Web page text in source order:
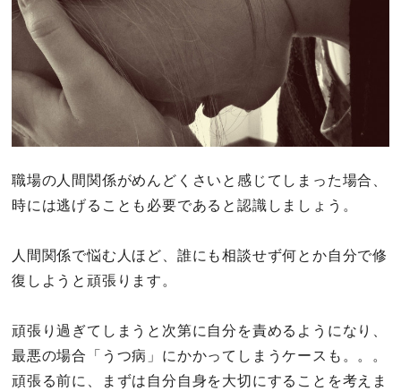
職場の人間関係がめんどくさいと感じてしまった場合、
時には逃げることも必要であると認識しましょう。
人間関係で悩む人ほど、誰にも相談せず何とか自分で修
復しようと頑張ります。
頑張り過ぎてしまうと次第に自分を責めるようになり、
最悪の場合「うつ病」にかかってしまうケースも。。。
頑張る前に、まずは自分自身を大切にすることを考えま